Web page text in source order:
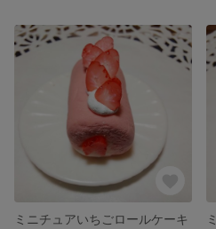
ミニチュアいちごロールケーキ